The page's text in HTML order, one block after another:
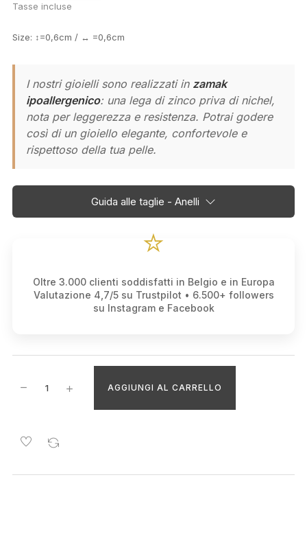
Tasse incluse
Size: ↕=0,6cm / ↔ =0,6cm
I nostri gioielli sono realizzati in zamak
ipoallergenico: una lega di zinco priva di nichel,
nota per leggerezza e resistenza. Potrai godere
così di un gioiello elegante, confortevole e
rispettoso della tua pelle.
Guida alle taglie - Anelli
⭐
Oltre 3.000 clienti soddisfatti in Belgio e in Europa
Valutazione 4,7/5 su Trustpilot • 6.500+ followers
su Instagram e Facebook
AGGIUNGI AL CARRELLO